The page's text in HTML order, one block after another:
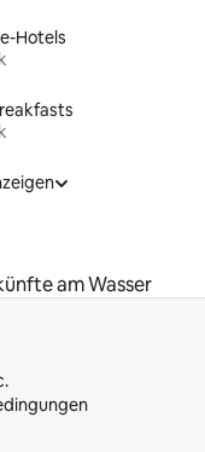
Hotels
am Wasser